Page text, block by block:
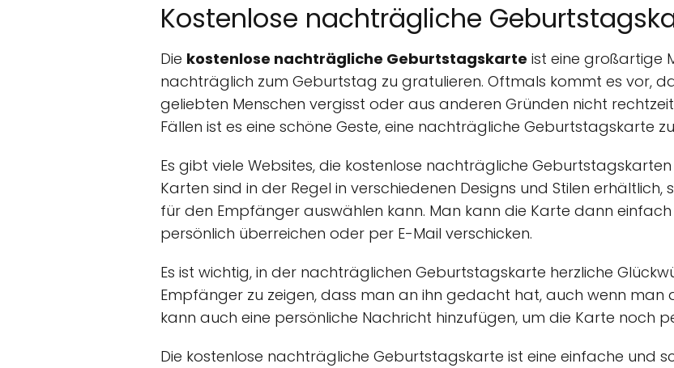
Kostenlose nachträgliche
Die kostenlose nachträgliche Geburtstagskarte ist eine großartige
nachträglich zum Geburtstag zu gratulieren. Oftmals kommt es vor,
geliebten Menschen vergisst oder aus anderen Gründen nicht
Fällen ist es eine schöne Geste, eine nachträgliche Geburtstagskarte
Es gibt viele Websites, die kostenlose nachträgliche
Karten sind in der Regel in verschiedenen Designs und Stilen
für den Empfänger auswählen kann. Man kann die Karte dann
persönlich überreichen oder per E-Mail verschicken.
Es ist wichtig, in der nachträglichen Geburtstagskarte herzliche
Empfänger zu zeigen, dass man an ihn gedacht hat, auch wenn
kann auch eine persönliche Nachricht hinzufügen, um die Karte noch
Die kostenlose nachträgliche Geburtstagskarte ist eine einfache und